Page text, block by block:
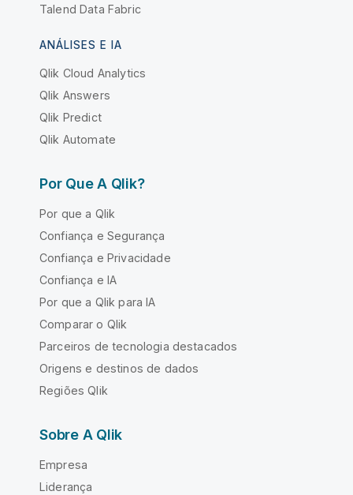
Talend Data Fabric
ANÁLISES E IA
Qlik Cloud Analytics
Qlik Answers
Qlik Predict
Qlik Automate
Por Que A Qlik?
Por que a Qlik
Confiança e Segurança
Confiança e Privacidade
Confiança e IA
Por que a Qlik para IA
Comparar o Qlik
Parceiros de tecnologia destacados
Origens e destinos de dados
Regiões Qlik
Sobre A Qlik
Empresa
Liderança